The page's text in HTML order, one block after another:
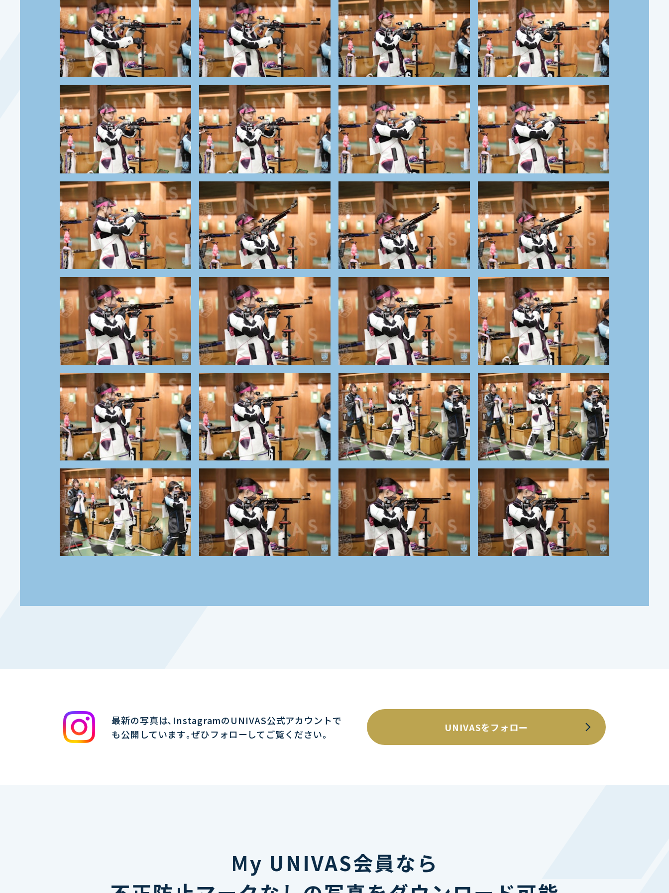
最新の写真は､InstagramのUNIVAS公式アカウントで
も公開しています｡ぜひフォローしてご覧ください｡
UNIVASをフォロー
My UNIVAS会員なら